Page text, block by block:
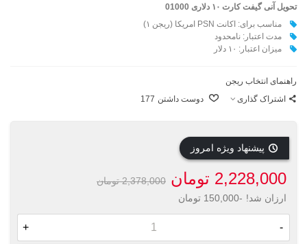
تحویل آنی گیفت کارت ۱۰ دلاری 01000
مناسب برای: اکانت PSN امریکا (ریجن ۱)
مدت اعتبار: نامحدود
میزان اعتبار: ۱۰ دلار
راهنمای انتخاب ریجن
اشتراک گذاری
دوست داشتن 177
پیشنهاد ویژه امروز
2,228,000 تومان
2,378,000 تومان
ارزان شد! -150,000 تومان
-
+